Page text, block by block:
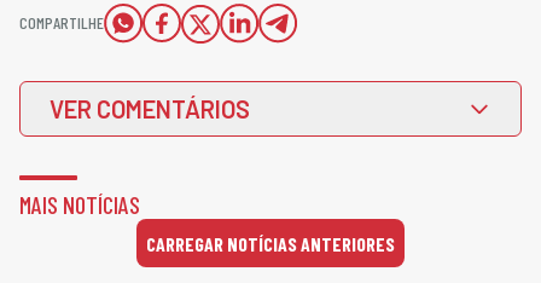
COMPARTILHE
VER COMENTÁRIOS
MAIS NOTÍCIAS
CARREGAR NOTÍCIAS ANTERIORES